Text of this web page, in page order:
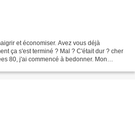
et économiser. Avez vous déjà
ça s'est terminé ? Mal ? C'était dur ? cher
80, j'ai commencé à bedonner. Mon